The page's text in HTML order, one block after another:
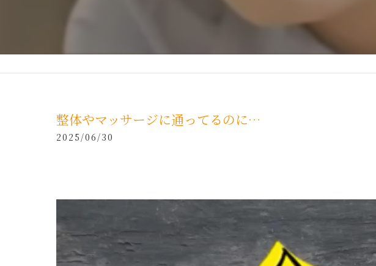
整体やマッサージに通ってるのに…
2025/06/30